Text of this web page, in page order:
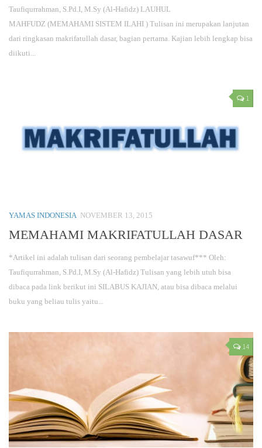
Taufiqurrahman, S.Pd.I, M.Sy (Al-Hafidz) LAUHUL
MAHFUDZ (MEMAHAMI SISTEM ILAHI ) Tulisan ini merupakan lanjutan
dari ringkasan makrifatullah dasar, bagian pertama. Kajian lebih lengkap bisa
diikuti...
1
YAMAS INDONESIA NOVEMBER 13, 2015
MEMAHAMI MAKRIFATULLAH DASAR
*Artikel ini adalah tulisan dari seorang pembelajar tasawuf*** Oleh:
Taufiqurrahman, S.Pd.I, M.Sy (Al-Hafidz) Tulisan yang lebih utuh bisa
dibaca pada link berikut ini SILABUS KAJIAN, atau bisa dibaca melalui
buku yang beliau tulis yaitu...
14